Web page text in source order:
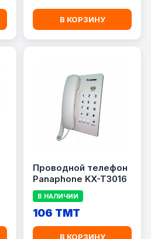
В КОРЗИНУ
Проводной телефон
Panaphone KX-T3016
В НАЛИЧИИ
106 TMT
В КОРЗИНУ